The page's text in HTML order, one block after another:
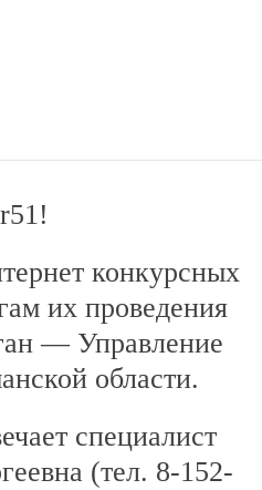
конкурсных
их проведения
— Управление
области.
специалист
(тел. 8-152-